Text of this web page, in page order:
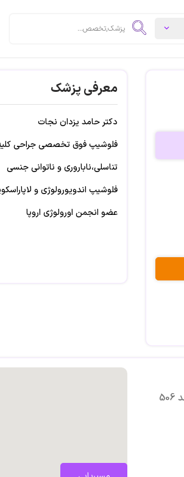
معرفی پزشک
دکتر حامد یزدان نجات
فلوشیپ فوق تخصصی جراحی
تناسلی،ناباروری و ناتوانی جنسی
فلوشیپ اندویورولوژی و
عضو انجمن اورولوژی اروپا